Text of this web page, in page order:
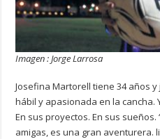
Imagen : Jorge Larrosa
Josefina Martorell tiene 34 años
hábil y apasionada en la cancha.
En sus proyectos. En sus sueños.
amigas, es una gran aventurera.